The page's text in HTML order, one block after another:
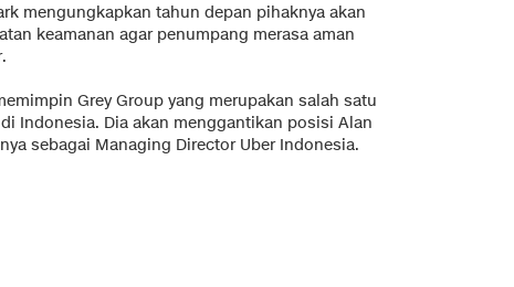
mengungkapkan tahun depan pihaknya akan
keamanan agar penumpang merasa aman
Grey Group yang merupakan salah satu
Indonesia. Dia akan menggantikan posisi Alan
sebagai Managing Director Uber Indonesia.